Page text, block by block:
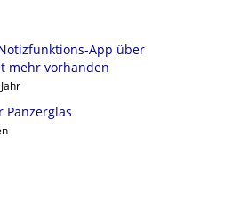
App über
mehr vorhanden
Panzerglas